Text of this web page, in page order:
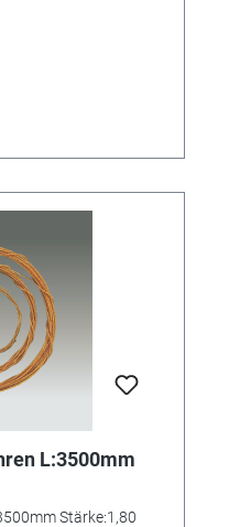
L:3500mm
Stärke:1,80